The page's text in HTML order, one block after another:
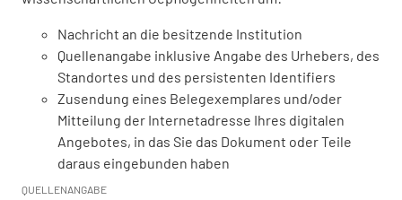
Nachricht an die besitzende Institution
Quellenangabe inklusive Angabe des Urhebers, des
Standortes und des persistenten Identifiers
Zusendung eines Belegexemplares und/oder
Mitteilung der Internetadresse Ihres digitalen
Angebotes, in das Sie das Dokument oder Teile
daraus eingebunden haben
QUELLENANGABE